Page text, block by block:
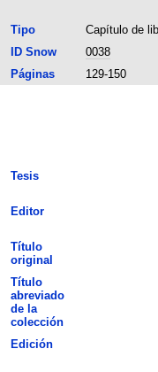
Tipo
Capítulo de
ID Snow
0038
Páginas
129-150
Tesis
Editor
Título
original
Título
abreviado
de la
colección
Edición